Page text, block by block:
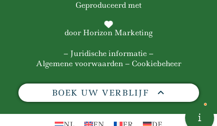
Geproduceerd met
door Horizon Marketing
– Juridische informatie –
Algemene voorwaarden – Cookiebeheer
BOEK UW VERBLIJF